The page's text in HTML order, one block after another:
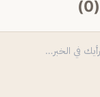
(
0
)